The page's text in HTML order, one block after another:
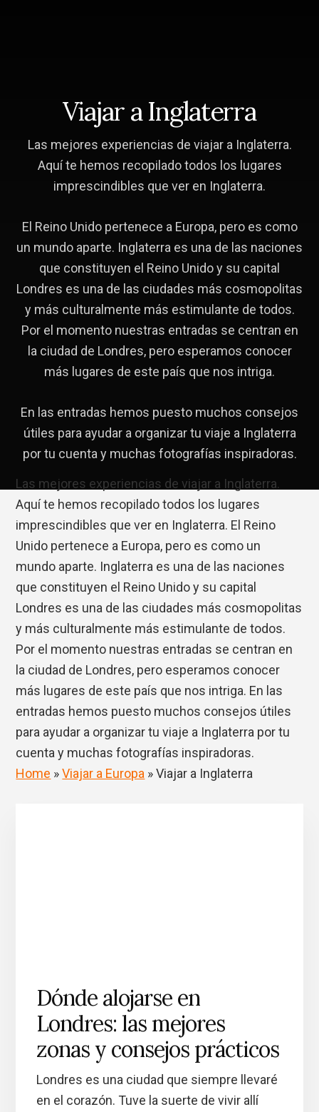
Viajar a Inglaterra
Las mejores experiencias de viajar a Inglaterra.
Aquí te hemos recopilado todos los lugares
imprescindibles que ver en Inglaterra.
El Reino Unido pertenece a Europa, pero es como
un mundo aparte. Inglaterra es una de las naciones
que constituyen el Reino Unido y su capital
Londres es una de las ciudades más cosmopolitas
y más culturalmente más estimulante de todos.
Por el momento nuestras entradas se centran en
la ciudad de Londres, pero esperamos conocer
más lugares de este país que nos intriga.
En las entradas hemos puesto muchos consejos
útiles para ayudar a organizar tu viaje a Inglaterra
por tu cuenta y muchas fotografías inspiradoras.
Las mejores experiencias de viajar a Inglaterra.
Aquí te hemos recopilado todos los lugares
imprescindibles que ver en Inglaterra. El Reino
Unido pertenece a Europa, pero es como un
mundo aparte. Inglaterra es una de las naciones
que constituyen el Reino Unido y su capital
Londres es una de las ciudades más cosmopolitas
y más culturalmente más estimulante de todos.
Por el momento nuestras entradas se centran en
la ciudad de Londres, pero esperamos conocer
más lugares de este país que nos intriga. En las
entradas hemos puesto muchos consejos útiles
para ayudar a organizar tu viaje a Inglaterra por tu
cuenta y muchas fotografías inspiradoras.
Home »Viajar a Europa »Viajar a Inglaterra
Dónde alojarse en
Londres: las mejores
zonas y consejos prácticos
Londres es una ciudad que siempre llevaré
en el corazón. Tuve la suerte de vivir allí